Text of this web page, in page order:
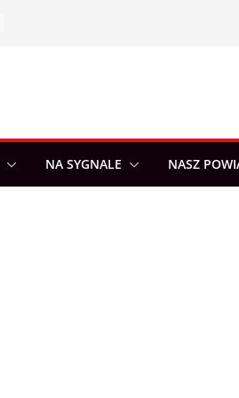
NA SYGNALE NASZ